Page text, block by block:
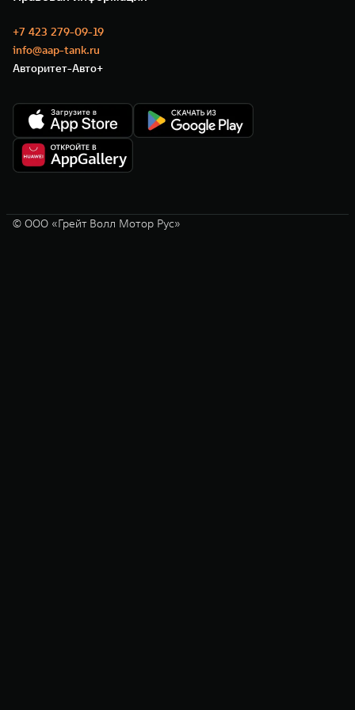
+7 423 279-09-19
info@aap-tank.ru
Авторитет-Авто+
© ООО «Грейт Волл Мотор Рус»